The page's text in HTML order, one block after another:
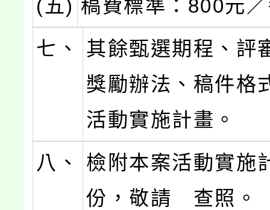
(五) 稿費標準：800元
七、
其餘甄選期程、評
獎勵辦法、稿件格
活動實施計畫。
八、
檢附本案活動實施
份，敬請 查照。